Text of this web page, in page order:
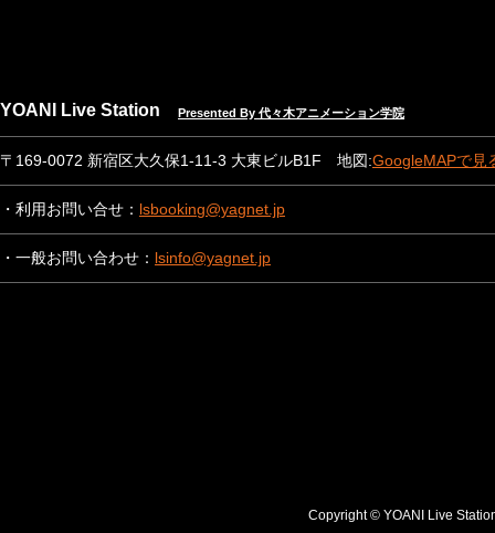
YOANI Live Station Presented By 代々木アニメーション学院
〒169-0072 新宿区大久保1-11-3 大東ビルB1F 地図:GoogleMAPで見
・利用お問い合せ： lsbooking@yagnet.jp
・一般お問い合わせ： lsinfo@yagnet.jp
Copyright © YOANI Live